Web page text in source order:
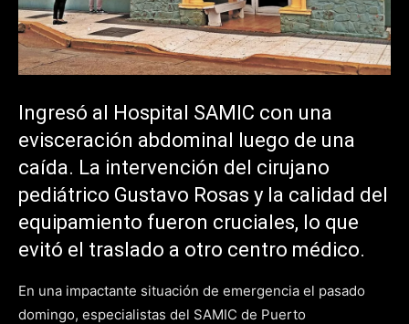
Ingresó al Hospital SAMIC con una
evisceración abdominal luego de una
caída. La intervención del cirujano
pediátrico Gustavo Rosas y la calidad del
equipamiento fueron cruciales, lo que
evitó el traslado a otro centro médico.
En una impactante situación de emergencia el pasado
domingo, especialistas del SAMIC de Puerto